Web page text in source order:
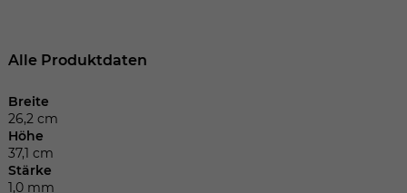
Alle Produktdaten
Breite
26,2 cm
Höhe
37,1 cm
Stärke
1,0 mm
Anbieter
Laufzeit